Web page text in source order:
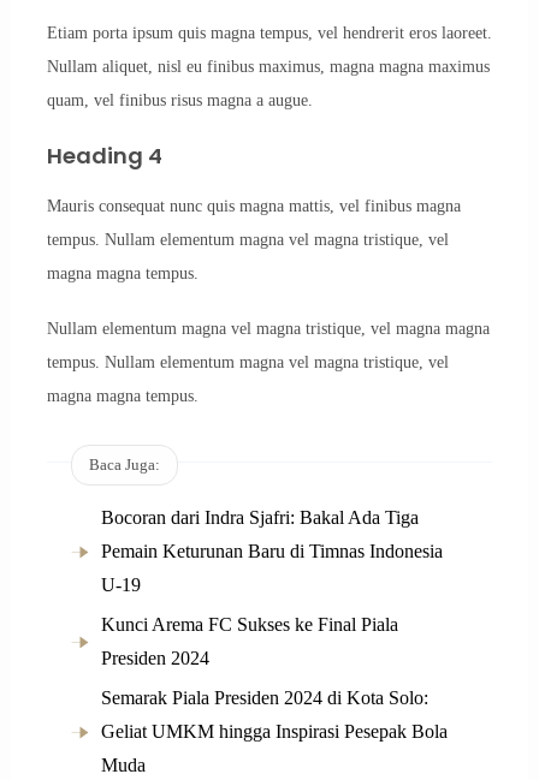
Etiam porta ipsum quis magna tempus, vel hendrerit eros laoreet.
Nullam aliquet, nisl eu finibus maximus, magna magna maximus
quam, vel finibus risus magna a augue.
Heading 4
Mauris consequat nunc quis magna mattis, vel finibus magna
tempus. Nullam elementum magna vel magna tristique, vel
magna magna tempus.
Nullam elementum magna vel magna tristique, vel magna magna
tempus. Nullam elementum magna vel magna tristique, vel
magna magna tempus.
Baca Juga:
Bocoran dari Indra Sjafri: Bakal Ada Tiga
Pemain Keturunan Baru di Timnas Indonesia
U-19
Kunci Arema FC Sukses ke Final Piala
Presiden 2024
Semarak Piala Presiden 2024 di Kota Solo:
Geliat UMKM hingga Inspirasi Pesepak Bola
Muda